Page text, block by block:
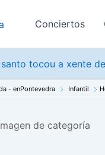
Conciertos
santo tocou a xente
- enPontevedra Infantil